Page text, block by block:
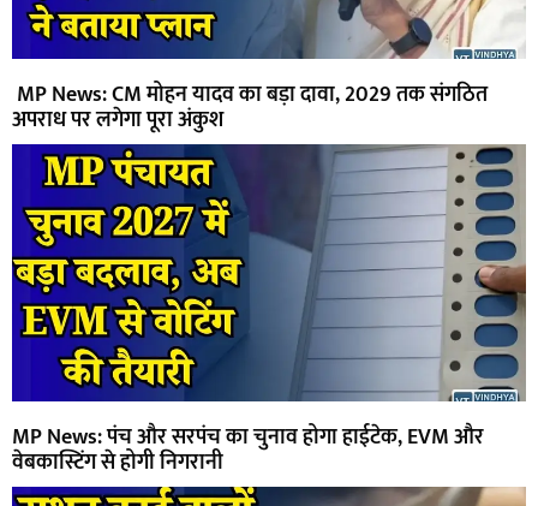
MP News: CM मोहन यादव का बड़ा दावा, 2029 तक संगठित
अपराध पर लगेगा पूरा अंकुश
MP News: पंच और सरपंच का चुनाव होगा हाईटेक, EVM और
वेबकास्टिंग से होगी निगरानी